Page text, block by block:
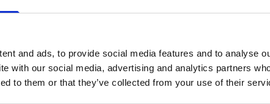
and ads, to provide social media features and to analyse
with our social media, advertising and analytics partners
to them or that they’ve collected from your use of their
café et
ou petits